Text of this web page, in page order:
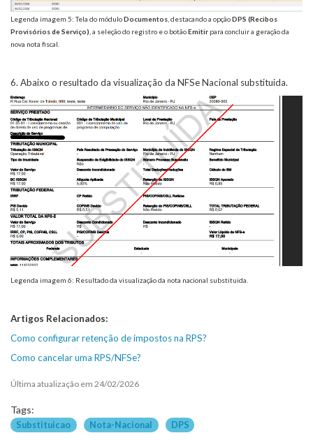
Legenda imagem 5: Tela do móduloDocumentos , destacando a opçãoDPS (Recibos
Provisórios de Serviço) , a seleção do registro e o botãoEmitir para concluir a geração da
nova nota fiscal.
6. Abaixo o resultado da visualização da NFSe Nacional substituida.
Legenda imagem 6: Resultado da visualização da nota nacional substituida.
Artigos Relacionados:
Como configurar retenção de impostos na RPS?
Como cancelar uma RPS/NFSe?
Última atualização em 24/02/2026
Tags:
Substituicao Nota-Nacional DPS